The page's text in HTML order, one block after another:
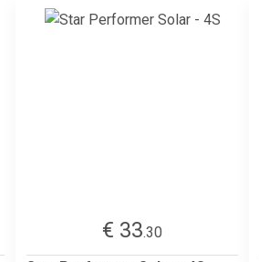
€ 33.30